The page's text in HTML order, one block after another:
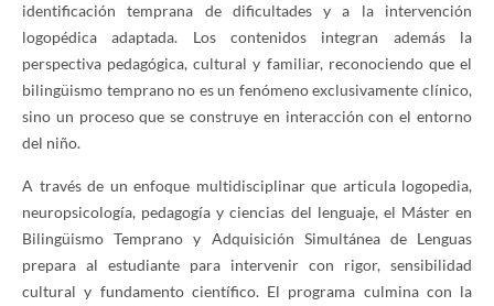
identificación temprana de dificultades y a la intervención
logopédica adaptada. Los contenidos integran además la
perspectiva pedagógica, cultural y familiar, reconociendo que el
bilingüismo temprano no es un fenómeno exclusivamente clínico,
sino un proceso que se construye en interacción con el entorno
del niño.
A través de un enfoque multidisciplinar que articula logopedia,
neuropsicología, pedagogía y ciencias del lenguaje, el Máster en
Bilingüismo Temprano y Adquisición Simultánea de Lenguas
prepara al estudiante para intervenir con rigor, sensibilidad
cultural y fundamento científico. El programa culmina con la